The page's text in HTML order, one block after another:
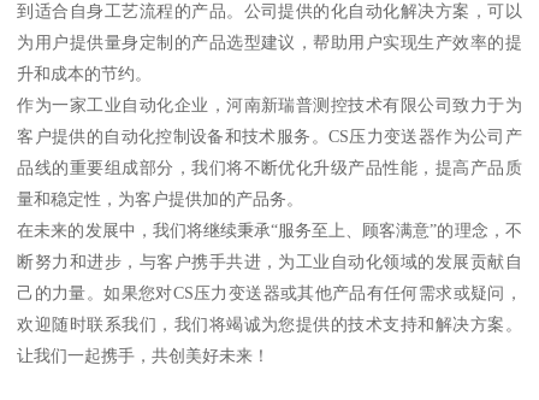
到适合自身工艺流程的产品。公司提供的化自动化解决方案，可以
为用户提供量身定制的产品选型建议，帮助用户实现生产效率的提
升和成本的节约。
作为一家工业自动化企业，河南新瑞普测控技术有限公司致力于为
客户提供的自动化控制设备和技术服务。CS压力变送器作为公司产
品线的重要组成部分，我们将不断优化升级产品性能，提高产品质
量和稳定性，为客户提供加的产品务。
在未来的发展中，我们将继续秉承“服务至上、顾客满意”的理念，不
断努力和进步，与客户携手共进，为工业自动化领域的发展贡献自
己的力量。如果您对CS压力变送器或其他产品有任何需求或疑问，
欢迎随时联系我们，我们将竭诚为您提供的技术支持和解决方案。
让我们一起携手，共创美好未来！